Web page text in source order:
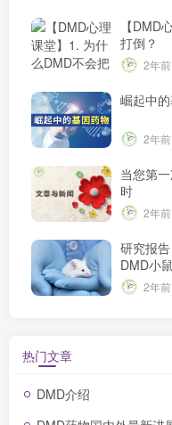
【DMD
打倒？
2年前
崛起中
2年前
当您第
时
2年前
研究报
DMD小
2年前
热门文章
DMD介绍